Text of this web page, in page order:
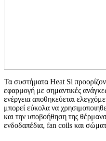
Τα συστήματα Heat Si
εφαρμογή με σημαντικές
ενέργεια αποθηκεύεται
μπορεί εύκολα να
και την υποβοήθηση της
ενδοδαπέδια, fan coils και